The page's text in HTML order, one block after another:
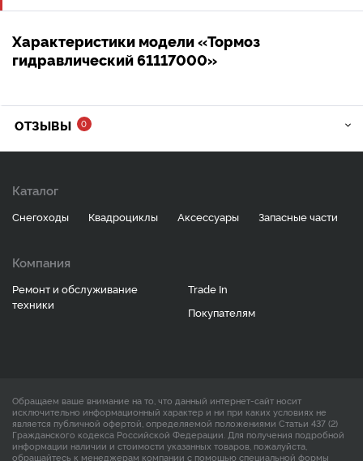
Характеристики модели «Тормоз
гидравлический 61117000»
ОТЗЫВЫ 0
Каталог
Снегоходы Квадроциклы Аксессуары Запасные части
Компания
Ремонт и обслуживание
техники
Trade In
Покупателям
Обращаем ваше внимание на то, что данный интернет-сайт носит
исключительно информационный характер и ни при каких условиях не
является публичной офертой, определяемой положениями Статьи 437 (2)
Гражданского кодекса Российской Федерации. Для получения подробной
информации наличии и стоимости указанных товаров, пожалуйста,
обращайтесь к менеджерам компании с помощью специальной формы